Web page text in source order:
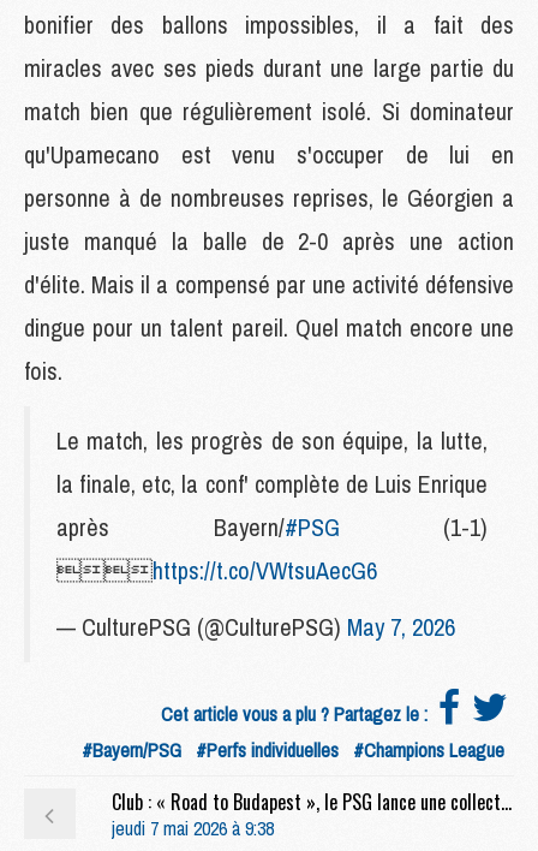
bonifier des ballons impossibles, il a fait des
miracles avec ses pieds durant une large partie du
match bien que régulièrement isolé. Si dominateur
qu'Upamecano est venu s'occuper de lui en
personne à de nombreuses reprises, le Géorgien a
juste manqué la balle de 2-0 après une action
d'élite. Mais il a compensé par une activité défensive
dingue pour un talent pareil. Quel match encore une
fois.
Le match, les progrès de son équipe, la lutte,
la finale, etc, la conf' complète de Luis Enrique
après Bayern/#PSG (1-1)
https://t.co/VWtsuAecG6
— CulturePSG (@CulturePSG) May 7, 2026
Cet article vous a plu ? Partagez le :
#Bayern/PSG #Perfs individuelles #Champions League
Club : « Road to Budapest », le PSG lance une collection spéciale avant sa finale contre Arsenal
jeudi 7 mai 2026 à 9:38